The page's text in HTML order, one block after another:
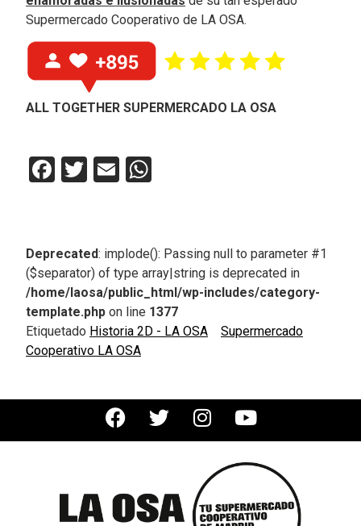
Supermercado Cooperativo de LA OSA.
ALL TOGETHER SUPERMERCADO LA OSA
Facebook
Twitter
Email
Deprecated: implode(): Passing null to parameter #1
($separator) of type array|string is deprecated in
/home/laosa/public_html/wp-includes/category-
template.php on line 1377
Etiquetado Historia 2D - LA OSA
Supermercado
Cooperativo LA OSA